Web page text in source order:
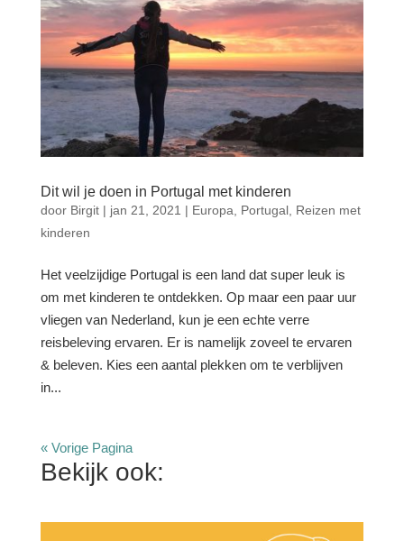
Dit wil je doen in Portugal met kinderen
door Birgit| jan 21, 2021 | Europa Portugal, Reizen met
kinderen
Het veelzijdige Portugal is een land dat super leuk is
om met kinderen te ontdekken. Op maar een paar uur
vliegen van Nederland, kun je een echte verre
reisbeleving ervaren. Er is namelijk zoveel te ervaren
& beleven. Kies een aantal plekken om te verblijven
in...
« Vorige Pagina
Bekijk ook: